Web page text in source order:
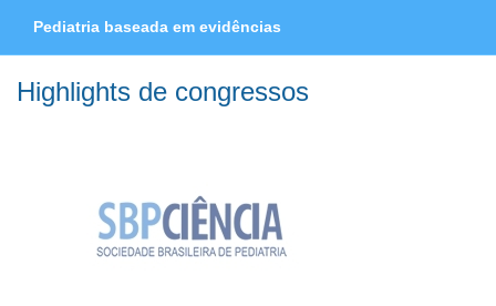
Pediatria baseada em evidências
Highlights de congressos